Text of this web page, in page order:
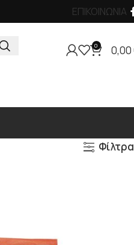
ΕΠΙΚΟΙΝΩΝΙΑ
0 0,00
Φίλτρα